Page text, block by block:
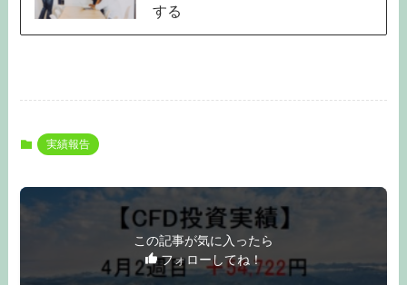
する
実績報告
この記事が気に入ったら
フォローしてね！